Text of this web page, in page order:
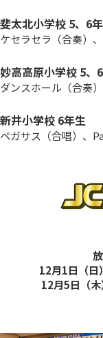
斐太北小学校 5、6
ケセラセラ（合奏）
妙高高原小学校 5、
ダンスホール（合奏
新井小学校 6年生
ペガサス（合唱）、
12月1日（
12月5日（